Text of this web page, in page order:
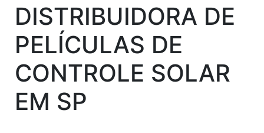
DISTRIBUIDORA DE
PELÍCULAS DE
CONTROLE SOLAR
EM SP